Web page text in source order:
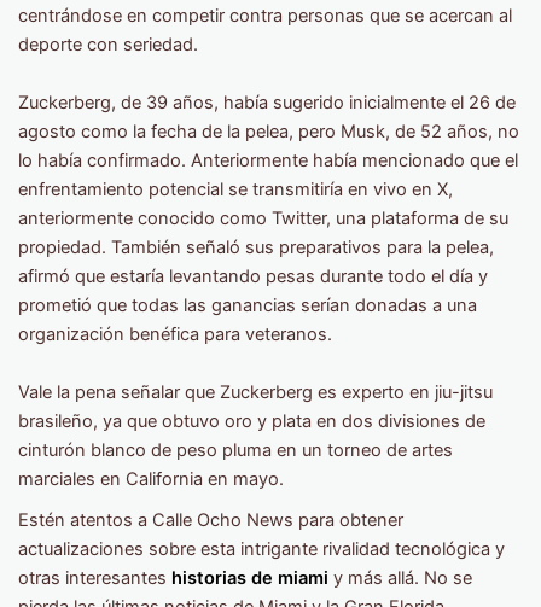
centrándose en competir contra personas que se acercan al
deporte con seriedad.
Zuckerberg, de 39 años, había sugerido inicialmente el 26 de
agosto como la fecha de la pelea, pero Musk, de 52 años, no
lo había confirmado. Anteriormente había mencionado que el
enfrentamiento potencial se transmitiría en vivo en X,
anteriormente conocido como Twitter, una plataforma de su
propiedad. También señaló sus preparativos para la pelea,
afirmó que estaría levantando pesas durante todo el día y
prometió que todas las ganancias serían donadas a una
organización benéfica para veteranos.
Vale la pena señalar que Zuckerberg es experto en jiu-jitsu
brasileño, ya que obtuvo oro y plata en dos divisiones de
cinturón blanco de peso pluma en un torneo de artes
marciales en California en mayo.
Estén atentos a Calle Ocho News para obtener
actualizaciones sobre esta intrigante rivalidad tecnológica y
otras interesantes historias de miami y más allá. No se